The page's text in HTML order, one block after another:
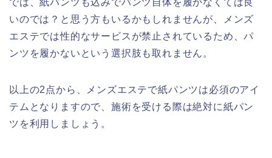
では、紙パンツも込みでパンツ自体を履かなくては良
いのでは？と思う方もいるかもしれませんが、メンズ
エステでは性的なサービスが禁止されているため、パ
ンツを履かないという選択肢も取れません。
以上の2点から、メンズエステで紙パンツは必須のアイ
テムとなりますので、施術を受ける際は絶対に紙パン
ツを利用しましょう。